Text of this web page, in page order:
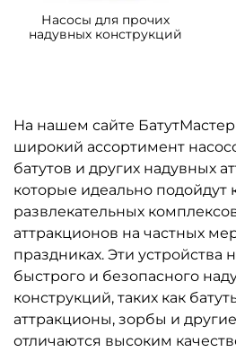
Насосы для прочих
надувных конструкций
На нашем сайте
широкий ассортимент
батутов и других надувных
которые идеально подойдут
развлекательных
аттракционов на частных
праздниках. Эти устройства
быстрого и безопасного
конструкций, таких как
аттракционы, зорбы и
отличаются высоким